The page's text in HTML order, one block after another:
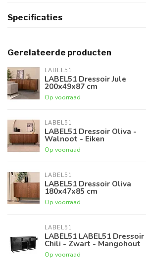
Specificaties
Gerelateerde producten
LABEL51
LABEL51 Dressoir Jule
200x49x87 cm
Op voorraad
LABEL51
LABEL51 Dressoir Oliva -
Walnoot - Eiken
Op voorraad
LABEL51
LABEL51 Dressoir Oliva
180x47x85 cm
Op voorraad
LABEL51
LABEL51 LABEL51 Dressoir
Chili - Zwart - Mangohout
Op voorraad